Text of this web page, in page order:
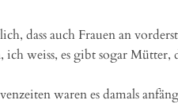
dass auch Frauen an
ich weiss, es gibt sogar
waren es damals